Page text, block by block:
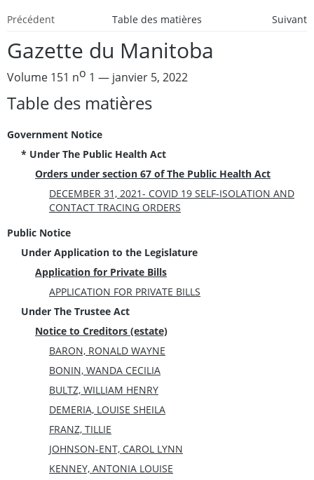
Précédent Table des matières Suivant
Gazette du Manitoba
Volume 151 no 1 — janvier 5, 2022
Table des matières
Government Notice
* Under The Public Health Act
Orders under section 67 of The Public Health Act
DECEMBER 31, 2021- COVID 19 SELF-ISOLATION AND
CONTACT TRACING ORDERS
Public Notice
Under Application to the Legislature
Application for Private Bills
APPLICATION FOR PRIVATE BILLS
Under The Trustee Act
Notice to Creditors (estate)
BARON, RONALD WAYNE
BONIN, WANDA CECILIA
BULTZ, WILLIAM HENRY
DEMERIA, LOUISE SHEILA
FRANZ, TILLIE
JOHNSON-ENT, CAROL LYNN
KENNEY, ANTONIA LOUISE